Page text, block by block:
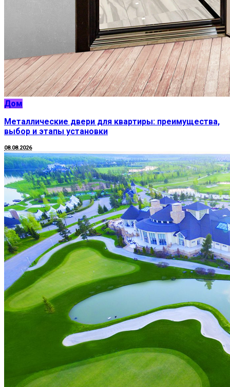
Дом
Металлические двери для квартиры: преимущества,
выбор и этапы установки
08.08.2026